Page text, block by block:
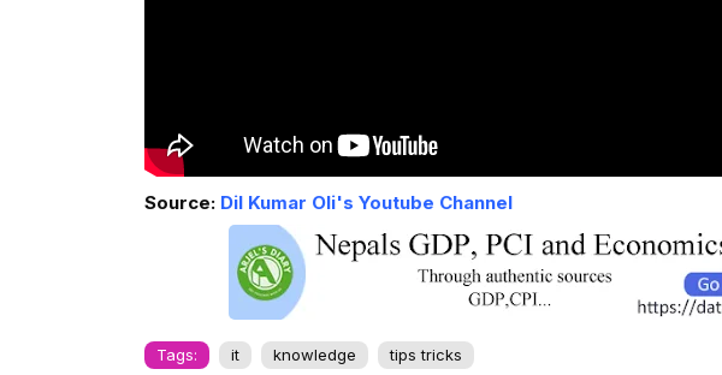
Source: Dil Kumar Oli's Youtube Channel
Tags: it knowledge tips tricks